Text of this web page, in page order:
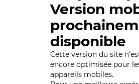
Version
disponible
Cette version du site
encore optimisée pour
appareils mobiles.